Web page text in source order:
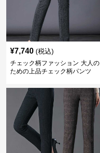
¥7,740 (税込)
チェック柄ファッション 大人の
ための上品チェック柄パンツ